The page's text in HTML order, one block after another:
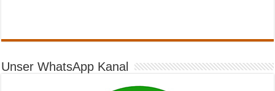
Unser WhatsApp Kanal